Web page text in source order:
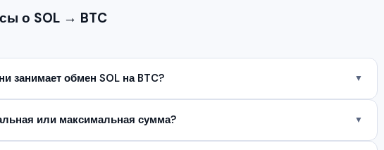
о SOL → BTC
занимает обмен SOL на BTC? ▼
или максимальная сумма? ▼